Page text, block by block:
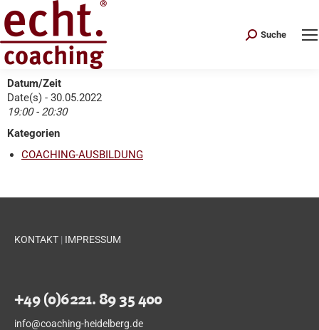
Search:
Suche
Datum/Zeit
Date(s) - 30.05.2022
19:00 - 20:30
Kategorien
COACHING-AUSBILDUNG
KONTAKT | IMPRESSUM
+49 (0)6221. 89 35 400
info@coaching-heidelberg.de